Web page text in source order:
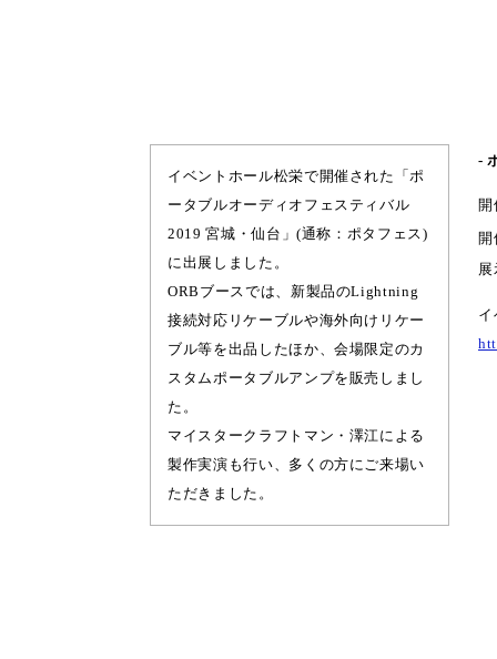
イベントホール松栄で開催された「ポ
ータブルオーディオフェスティバル
2019 宮城・仙台」(通称：ポタフェス)
に出展しました。
ORBブースでは、新製品のLightning
接続対応リケーブルや海外向けリケー
ブル等を出品したほか、会場限定のカ
スタムポータブルアンプを販売しまし
た。
マイスタークラフトマン・澤江による
製作実演も行い、多くの方にご来場い
ただきました。
-
開
開
イ